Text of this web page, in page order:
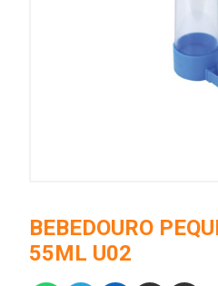
BEBEDOURO
55ML U02